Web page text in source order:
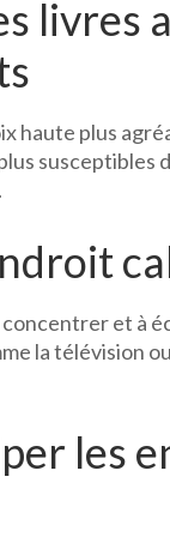
livres
haute plus
susceptibles
concentrer et à
la télévision
les